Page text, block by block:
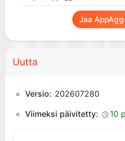
Jaa
Uutta
Versio: 202607280
Viimeksi päivitetty:
10